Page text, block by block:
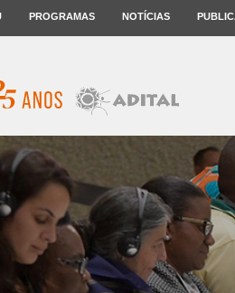
PROGRAMAS NOTÍCIAS